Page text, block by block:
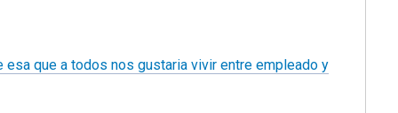
que a todos nos gustaria vivir entre empleado y